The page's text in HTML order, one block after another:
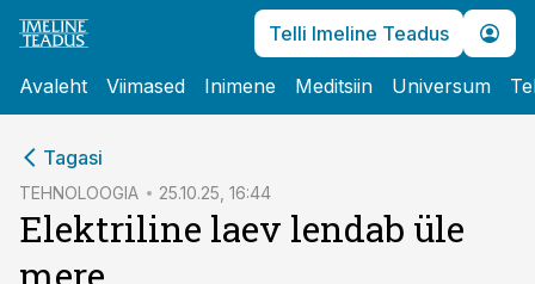
Telli Imeline Teadus
Avaleht Viimased Inimene Meditsiin Universum
Tagasi
TEHNOLOOGIA 25.10.25, 16:44
Elektriline laev lendab üle